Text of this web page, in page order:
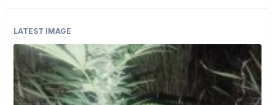
LATEST IMAGE